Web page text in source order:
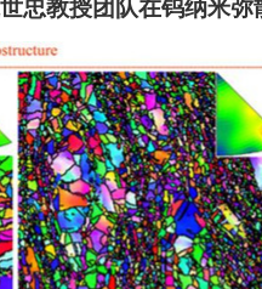
世忠教授团队在钨纳米